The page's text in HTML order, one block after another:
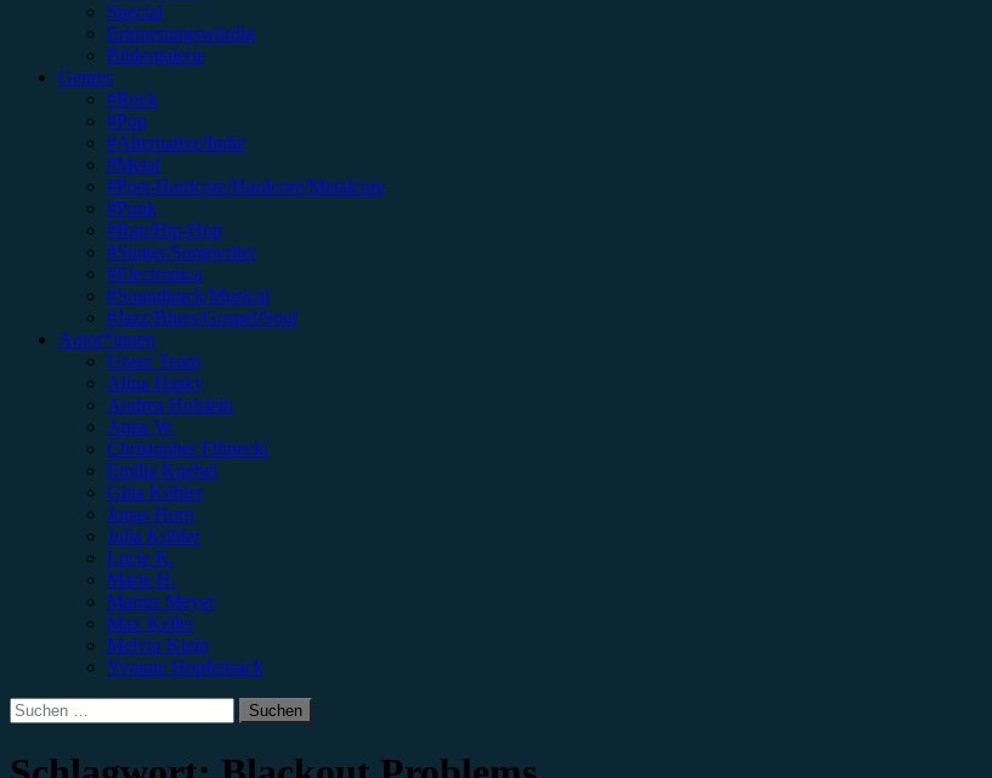
Special
Erinnerungswürdig
Bildergalerie
Genres
#Rock
#Pop
#Alternative/Indie
#Metal
#Post-Hardcore/Hardcore/Metalcore
#Punk
#Rap/Hip-Hop
#Singer/Songwriter
#Electronica
#Soundtrack/Musical
#Jazz/Blues/Gospel/Soul
Autor*innen
Unser Team
Alina Hasky
Andrea Holstein
Anna W.
Christopher Filipecki
Emilia Knebel
Gina Köhler
Jonas Horn
Julia Köhler
Lucie K.
Marie H.
Marius Meyer
Max Keller
Melvin Klein
Yvonne Hopfensack
Suchen
nach: